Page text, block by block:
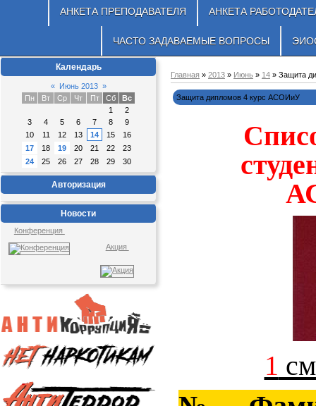
АНКЕТА ПРЕПОДАВАТЕЛЯ АНКЕТА
ЧАСТО ЗАДАВАЕМЫЕ ВОПРОСЫ
Календарь
« Июнь 2013 »
Пн
Вт Ср Чт Пт Сб
Вс
1
2
3
4 5 6 7 8
9
10
11 12 13 14 15
16
17
18 19 20 21 22
23
24
25 26 27 28 29 30
Авторизация
Новости
Конференция
Акция
Главная » 2013 » Июнь » 14 » Защита
Защита дипломов 4 курс АСОИиУ
1